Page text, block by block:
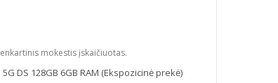
mokestis įskaičiuotas.
DS 128GB 6GB RAM (Ekspozicinė prekė)